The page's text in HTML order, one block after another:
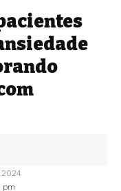
pm
2024